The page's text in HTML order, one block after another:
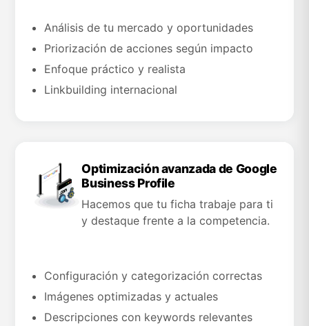
Análisis de tu mercado y oportunidades
Priorización de acciones según impacto
Enfoque práctico y realista
Linkbuilding internacional
Optimización avanzada de Google
Business Profile
Hacemos que tu ficha trabaje para ti
y destaque frente a la competencia.
Configuración y categorización correctas
Imágenes optimizadas y actuales
Descripciones con keywords relevantes